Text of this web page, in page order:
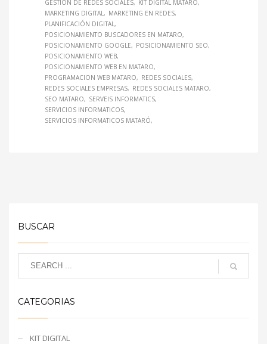
GESTIÓN DE REDES SOCIALES
KIT DIGITAL MATARO
MARKETING DIGITAL
MARKETING EN REDES
PLANIFICACIÓN DIGITAL
POSICIONAMIENTO BUSCADORES EN MATARO
POSICIONAMIENTO GOOGLE
POSICIONAMIENTO SEO
POSICIONAMIENTO WEB
POSICIONAMIENTO WEB EN MATARO
PROGRAMACION WEB MATARO
REDES SOCIALES
REDES SOCIALES EMPRESAS
REDES SOCIALES MATARO
SEO MATARO
SERVEIS INFORMATICS
SERVICIOS INFORMATICOS
SERVICIOS INFORMATICOS MATARÓ
BUSCAR
CATEGORIAS
KIT DIGITAL